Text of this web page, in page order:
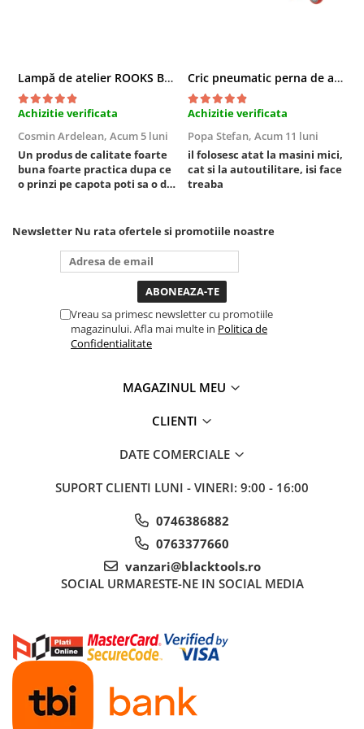
Surubelnite Si Biti
Truse de biti
Truse de surubelnite
Vulcanizare
Masini de dejantat roti
Scule Vulcanizare
Lampă de atelier ROOKS B2 HYBRID pentru capotă, 2000 lumeni, 5000 mAh
Achizitie verificata
Cosmin Ardelean, Acum 5 luni
Un produs de calitate foarte
buna foarte practica dupa ce
o prinzi pe capota poti sa o dai
puternica si de la baterie care
tine destul de mult dar daca o
bagi la priza nu mai ai treaba
toata ziua ,ce...
Cric pneumatic perna de aer cu inaltator 6T
Achizitie verificata
Popa Stefan, Acum 11 luni
il folosesc atat la masini mici,
cat si la autoutilitare, isi face
treaba
Newsletter Nu rata ofertele si promotiile noastre
Vreau sa primesc newsletter cu promotiile
magazinului. Afla mai multe in Politica de
Confidentialitate
MAGAZINUL MEU
CLIENTI
DATE COMERCIALE
SUPORT CLIENTI LUNI - VINERI: 9:00 - 16:00
0746386882
0763377660
vanzari@blacktools.ro
SOCIAL URMARESTE-NE IN SOCIAL MEDIA